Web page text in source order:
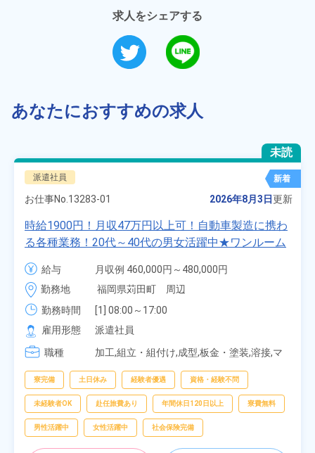
求人をシェアする
あなたにおすすめの求人
未読
派遣社員 新着
お仕事No. 13283-01 2026年8月3日更新
時給1900円！月収47万円以上可！自動車製造に携わ
る各種業務！20代～40代の男女活躍中★ワンルーム
寮無料！マイカー通勤OK！無料駐車場あり！赴任旅
費会社負担！社員食堂あり！日払いあり！土日休
み！特別賞与90万円支給！《福岡県京都郡苅田町》
給与
月収例 460,000円～480,000円
時給 1,900円～1,900円
勤務地
福岡県苅田町　周辺
勤務時間
[1] 08:00～17:00
[2] 20:00～05:00
[3] 06:30～15:00
[4] 14:30～23:00
雇用形態
派遣社員
職種
加工,組立・組付け,成型,板金・塗装,溶接,マ
査,物流・配送
寮完備 土日休み 経験者優遇 資格・経験不問
未経験者OK 赴任旅費あり 年間休日120日以上 寮費無料
男性活躍中 女性活躍中 社会保険完備